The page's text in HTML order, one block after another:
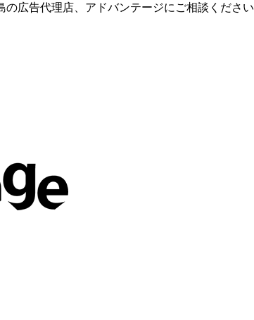
広告代理店、アドバンテージにご相談ください